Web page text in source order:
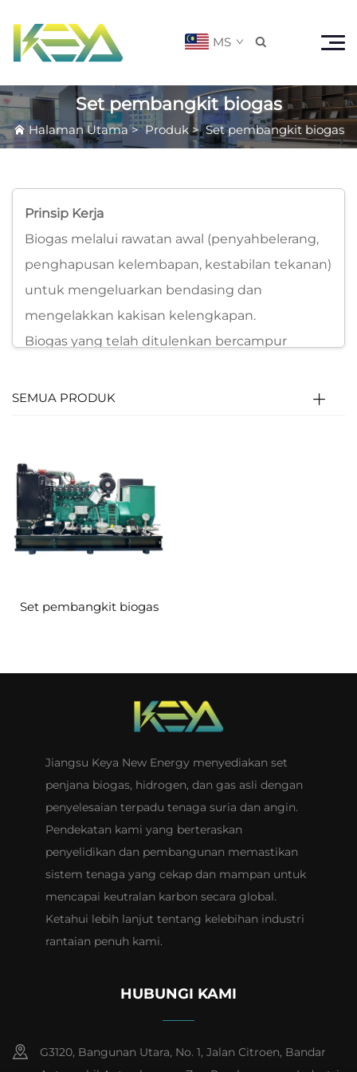
MS 
Set pembangkit biogas
Halaman Utama>Produk>Set pembangkit biogas
Prinsip Kerja
Biogas melalui rawatan awal (penyahbelerang,
penghapusan kelembapan, kestabilan tekanan)
untuk mengeluarkan bendasing dan
mengelakkan kakisan kelengkapan.
Biogas yang telah ditulenkan bercampur
kemudian memasuki silinder enjin.
tinggi menolak omboh untuk memutar aci
(tenaga haba→tenaga mekanikal).
Aci memutar rotor penjana untuk
menghasilkan elektrik (tenaga
SEMUA PRODUK
Set pembangkit biogas
Jiangsu Keya New Energy menyediakan set
penjana biogas, hidrogen, dan gas asli dengan
penyelesaian terpadu tenaga suria dan angin.
Pendekatan kami yang berteraskan
penyelidikan dan pembangunan memastikan
sistem tenaga yang cekap dan mampan untuk
mencapai keutralan karbon secara global.
Ketahui lebih lanjut tentang kelebihan industri
rantaian penuh kami.
HUBUNGI KAMI
G3120, Bangunan Utara, No. 1, Jalan Citroen, Bandar